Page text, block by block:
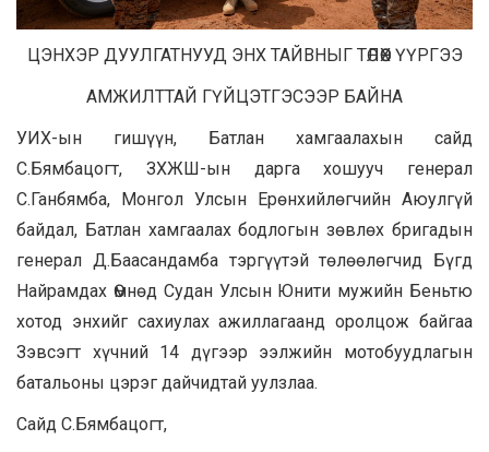
ЦЭНХЭР ДУУЛГАТНУУД ЭНХ ТАЙВНЫГ ТӨЛӨӨХ ҮҮРГЭЭ
АМЖИЛТТАЙ ГҮЙЦЭТГЭСЭЭР БАЙНА
УИХ-ын гишүүн, Батлан хамгаалахын сайд
С.Бямбацогт, ЗХЖШ-ын дарга хошууч генерал
С.Ганбямба, Монгол Улсын Ерөнхийлөгчийн Аюулгүй
байдал, Батлан хамгаалах бодлогын зөвлөх бригадын
генерал Д.Баасандамба тэргүүтэй төлөөлөгчид Бүгд
Найрамдах Өмнөд Судан Улсын Юнити мужийн Беньтю
хотод энхийг сахиулах ажиллагаанд оролцож байгаа
Зэвсэгт хүчний 14 дүгээр ээлжийн мотобуудлагын
батальоны цэрэг дайчидтай уулзлаа.
Сайд С.Бямбацогт,